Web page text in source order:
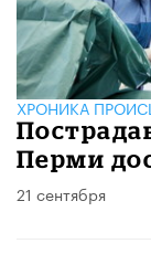
ХРОНИКА
Перми
21 сентября